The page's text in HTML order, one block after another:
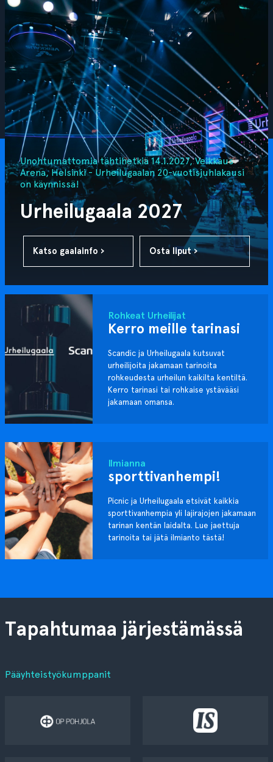
Unohtumattomia tähtihetkiä 14.1.2027, Veikkaus
Arena, Helsinki - Urheilugaalan 20-vuotisjuhlakausi
on käynnissä!
Urheilugaala 2027
Katso gaalainfo › Osta liput ›
Rohkeat Urheilijat
Kerro meille tarinasi
Scandic ja Urheilugaala kutsuvat
urheilijoita jakamaan tarinoita
rohkeudesta urheilun kaikilta kentiltä.
Kerro tarinasi tai rohkaise ystävääsi
jakamaan omansa.
Ilmianna
sporttivanhempi!
Picnic ja Urheilugaala etsivät kaikkia
sporttivanhempia yli lajirajojen jakamaan
tarinan kentän laidalta. Lue jaettuja
tarinoita tai jätä ilmianto tästä!
Tapahtumaa järjestämässä
Pääyhteistyökumppanit